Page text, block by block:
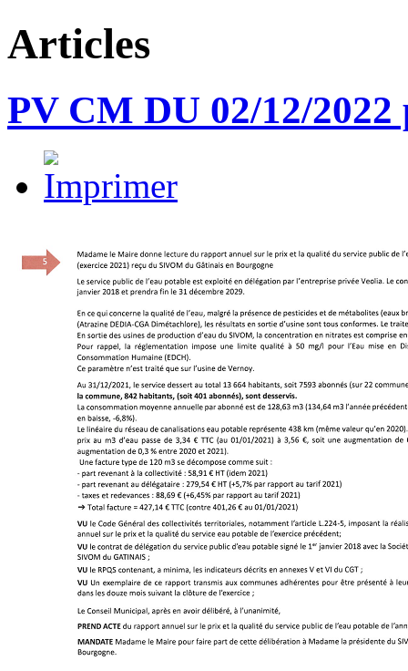
Articles
PV CM DU 02/12/2022